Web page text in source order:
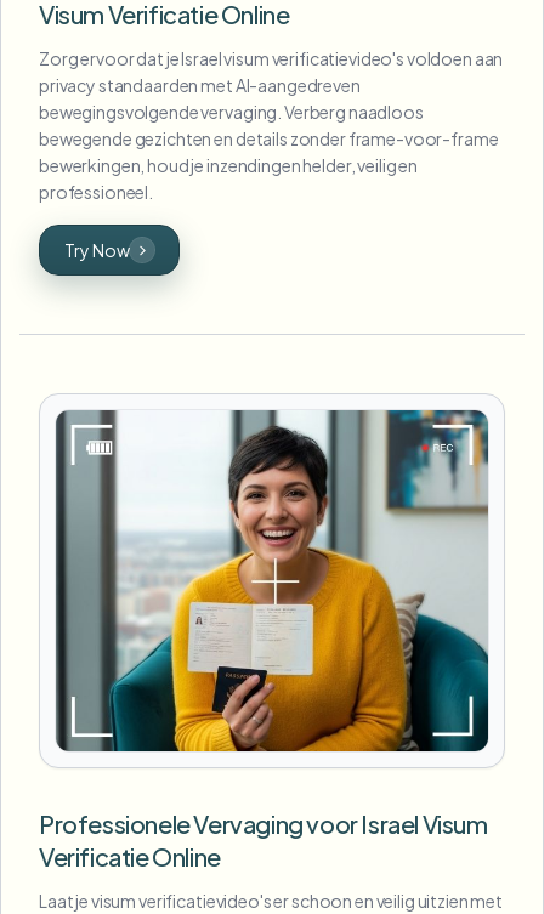
Visum Verificatie Online
Zorg ervoor dat je Israel visum verificatievideo's voldoen aan
privacy standaarden met AI-aangedreven
bewegingsvolgende vervaging. Verberg naadloos
bewegende gezichten en details zonder frame-voor-frame
bewerkingen, houd je inzendingen helder, veilig en
professioneel.
Try Now
Professionele Vervaging voor Israel Visum
Verificatie Online
Laat je visum verificatievideo's er schoon en veilig uitzien met